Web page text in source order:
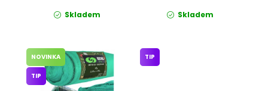
Skladem Skladem
NOVINKA
TIP
TIP